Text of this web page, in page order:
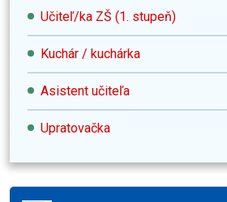
Učiteľ/ka ZŠ (1. stupeň)
Kuchár / kuchárka
Asistent učiteľa
Upratovačka